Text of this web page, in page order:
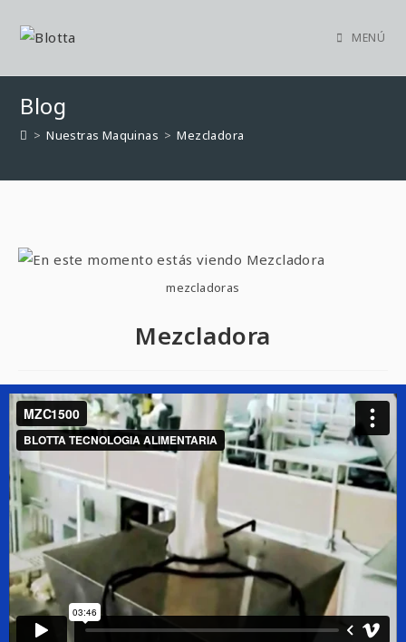
MENÚ
Blog
> Nuestras Maquinas > Mezcladora
mezcladoras
Mezcladora